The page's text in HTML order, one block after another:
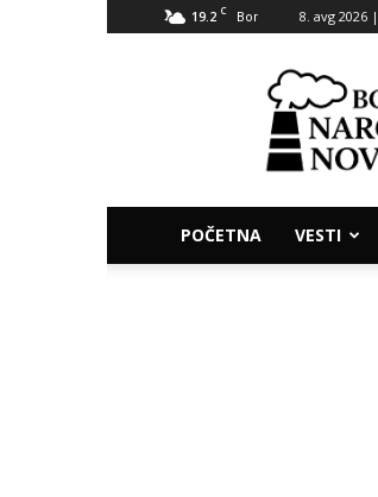
19.2 C Bor 8. avg 2026
POČETNA VESTI